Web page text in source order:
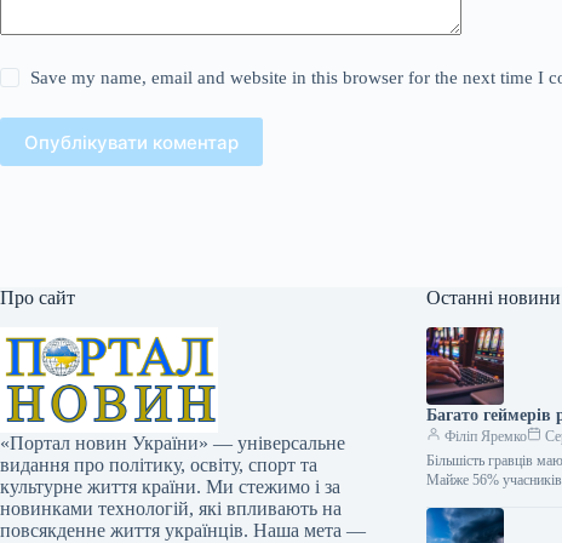
Save my name, email and website in this browser for the next time I
Опублікувати коментар
Про сайт
«Портал новин України» — універсальне
видання про політику, освіту, спорт та
культурне життя країни. Ми стежимо і за
новинками технологій, які впливають на
повсякденне життя українців. Наша мета —
Останні новини
Багато
Філіп Яремко
Більшість гравців
Майже 56%